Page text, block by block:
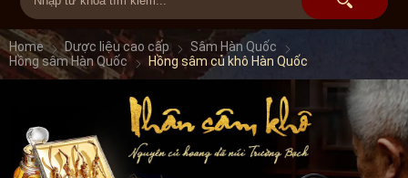
Home Dược liệu cao cấp
Sâm Hàn Quốc
Hồng sâm Hàn Quốc
Hồng sâm củ khô Hàn Quốc